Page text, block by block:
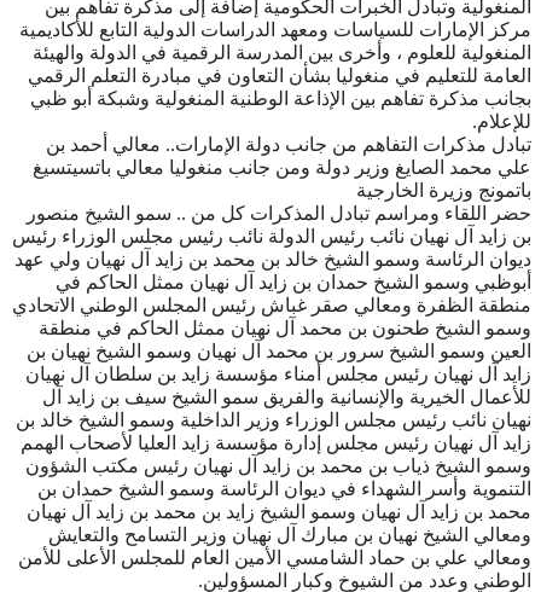
المنغولية وتبادل الخبرات الحكومية إضافة إلى مذكرة تفاهم بين
مركز الإمارات للسياسات ومعهد الدراسات الدولية التابع للأكاديمية
المنغولية للعلوم ، وأخرى بين المدرسة الرقمية في الدولة والهيئة
العامة للتعليم في منغوليا بشأن التعاون في مبادرة التعلم الرقمي
بجانب مذكرة تفاهم بين الإذاعة الوطنية المنغولية وشبكة أبو ظبي
للإعلام.
تبادل مذكرات التفاهم من جانب دولة الإمارات.. معالي أحمد بن
علي محمد الصايغ وزير دولة ومن جانب منغوليا معالي باتسيتسيغ
باتمونج وزيرة الخارجية
حضر اللقاء ومراسم تبادل المذكرات كل من .. سمو الشيخ منصور
بن زايد آل نهيان نائب رئيس الدولة نائب رئيس مجلس الوزراء رئيس
ديوان الرئاسة وسمو الشيخ خالد بن محمد بن زايد آل نهيان ولي عهد
أبوظبي وسمو الشيخ حمدان بن زايد آل نهيان ممثل الحاكم في
منطقة الظفرة ومعالي صقر غباش رئيس المجلس الوطني الاتحادي
وسمو الشيخ طحنون بن محمد آل نهيان ممثل الحاكم في منطقة
العين وسمو الشيخ سرور بن محمد آل نهيان وسمو الشيخ نهيان بن
زايد آل نهيان رئيس مجلس أمناء مؤسسة زايد بن سلطان آل نهيان
للأعمال الخيرية والإنسانية والفريق سمو الشيخ سيف بن زايد آل
نهيان نائب رئيس مجلس الوزراء وزير الداخلية وسمو الشيخ خالد بن
زايد آل نهيان رئيس مجلس إدارة مؤسسة زايد العليا لأصحاب الهمم
وسمو الشيخ ذياب بن محمد بن زايد آل نهيان رئيس مكتب الشؤون
التنموية وأسر الشهداء في ديوان الرئاسة وسمو الشيخ حمدان بن
محمد بن زايد آل نهيان وسمو الشيخ زايد بن محمد بن زايد آل نهيان
ومعالي الشيخ نهيان بن مبارك آل نهيان وزير التسامح والتعايش
ومعالي علي بن حماد الشامسي الأمين العام للمجلس الأعلى للأمن
الوطني وعدد من الشيوخ وكبار المسؤولين.